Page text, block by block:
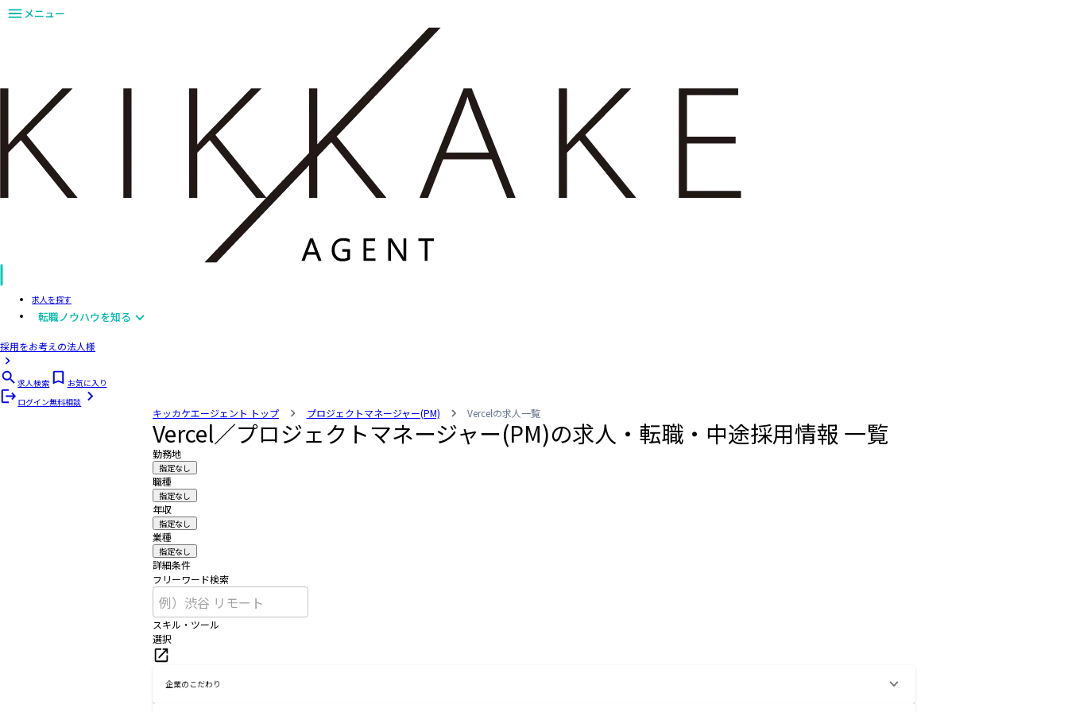
メニュー
求人を探す
転職ノウハウを知る
採用をお考えの法人様
求人検索
お気に入り
ログイン無料相談
キッカケエージェント トップ プロジェクトマネージャー(PM) Vercelの求人一覧
Vercel／プロジェクトマネージャー(PM)の求人・転職・中途採用情報 一覧
勤務地
指定なし
職種
指定なし
年収
指定なし
業種
指定なし
詳細条件
フリーワード検索
スキル・ツール
選択
企業のこだわり